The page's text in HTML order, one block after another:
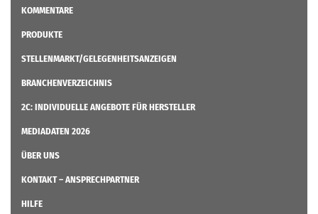
KOMMENTARE
PRODUKTE
STELLENMARKT/GELEGENHEITSANZEIGEN
BRANCHENVERZEICHNIS
2C: INDIVIDUELLE ANGEBOTE FÜR HERSTELLER
MEDIADATEN 2026
ÜBER UNS
KONTAKT – ANSPRECHPARTNER
HILFE